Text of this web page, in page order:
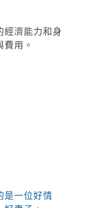
經濟能力和身
用。
是一位好情